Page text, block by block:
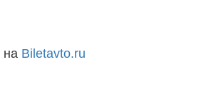
на Biletavto.ru